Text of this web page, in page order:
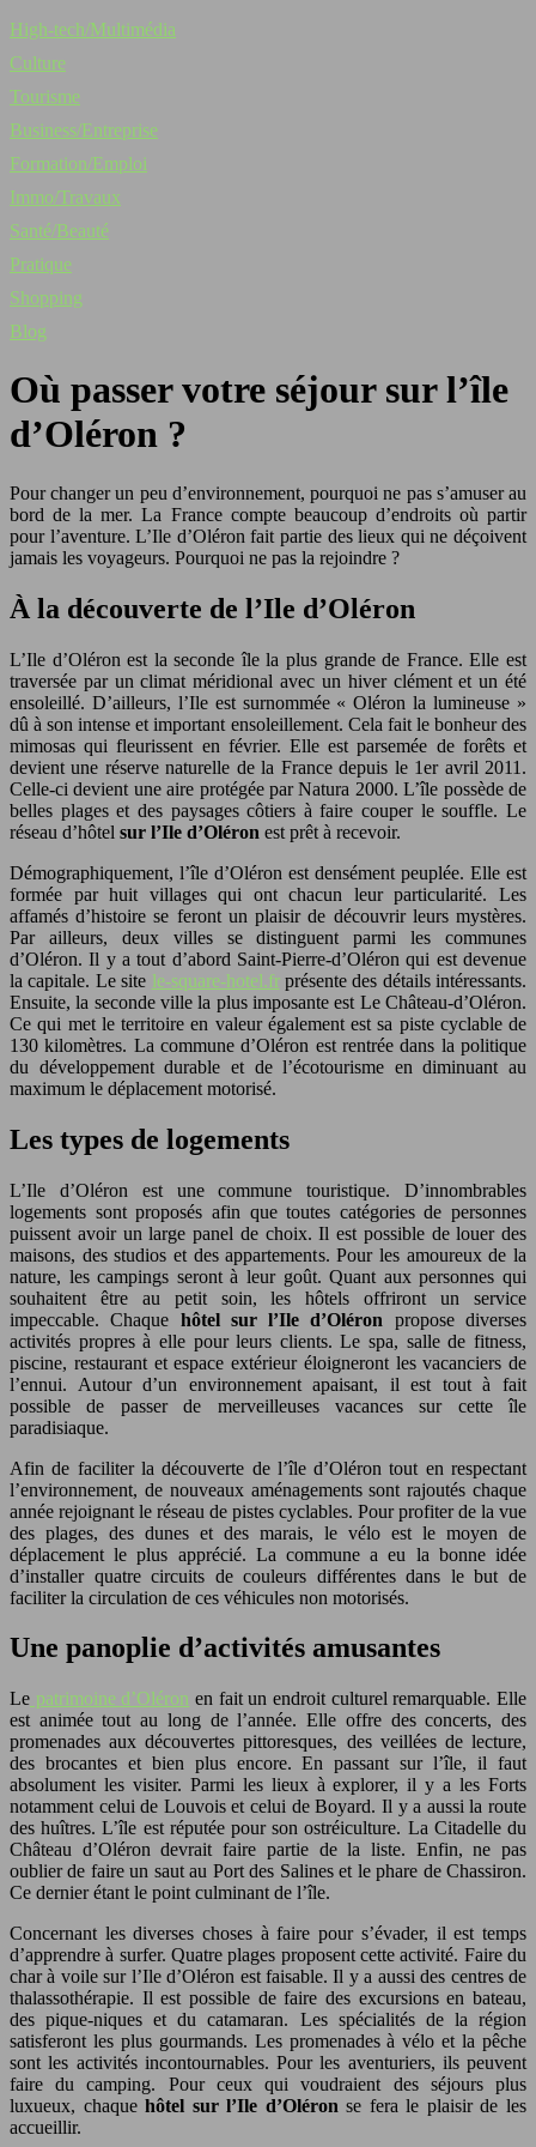
High-tech/Multimédia
Culture
Tourisme
Business/Entreprise
Formation/Emploi
Immo/Travaux
Santé/Beauté
Pratique
Shopping
Blog
Où passer votre séjour sur l’île
d’Oléron ?
Pour changer un peu d’environnement, pourquoi ne pas s’amuser au
bord de la mer. La France compte beaucoup d’endroits où partir
pour l’aventure. L’Ile d’Oléron fait partie des lieux qui ne déçoivent
jamais les voyageurs. Pourquoi ne pas la rejoindre ?
À la découverte de l’Ile d’Oléron
L’Ile d’Oléron est la seconde île la plus grande de France. Elle est
traversée par un climat méridional avec un hiver clément et un été
ensoleillé. D’ailleurs, l’Ile est surnommée « Oléron la lumineuse »
dû à son intense et important ensoleillement. Cela fait le bonheur des
mimosas qui fleurissent en février. Elle est parsemée de forêts et
devient une réserve naturelle de la France depuis le 1er avril 2011.
Celle-ci devient une aire protégée par Natura 2000. L’île possède de
belles plages et des paysages côtiers à faire couper le souffle. Le
réseau d’hôtel sur l’Ile d’Oléron est prêt à recevoir.
Démographiquement, l’île d’Oléron est densément peuplée. Elle est
formée par huit villages qui ont chacun leur particularité. Les
affamés d’histoire se feront un plaisir de découvrir leurs mystères.
Par ailleurs, deux villes se distinguent parmi les communes
d’Oléron. Il y a tout d’abord Saint-Pierre-d’Oléron qui est devenue
la capitale. Le site le-square-hotel.frprésente des détails intéressants.
Ensuite, la seconde ville la plus imposante est Le Château-d’Oléron.
Ce qui met le territoire en valeur également est sa piste cyclable de
130 kilomètres. La commune d’Oléron est rentrée dans la politique
du développement durable et de l’écotourisme en diminuant au
maximum le déplacement motorisé.
Les types de logements
L’Ile d’Oléron est une commune touristique. D’innombrables
logements sont proposés afin que toutes catégories de personnes
puissent avoir un large panel de choix. Il est possible de louer des
maisons, des studios et des appartements. Pour les amoureux de la
nature, les campings seront à leur goût. Quant aux personnes qui
souhaitent être au petit soin, les hôtels offriront un service
impeccable. Chaque hôtel sur l’Ile d’Oléron propose diverses
activités propres à elle pour leurs clients. Le spa, salle de fitness,
piscine, restaurant et espace extérieur éloigneront les vacanciers de
l’ennui. Autour d’un environnement apaisant, il est tout à fait
possible de passer de merveilleuses vacances sur cette île
paradisiaque.
Afin de faciliter la découverte de l’île d’Oléron tout en respectant
l’environnement, de nouveaux aménagements sont rajoutés chaque
année rejoignant le réseau de pistes cyclables. Pour profiter de la vue
des plages, des dunes et des marais, le vélo est le moyen de
déplacement le plus apprécié. La commune a eu la bonne idée
d’installer quatre circuits de couleurs différentes dans le but de
faciliter la circulation de ces véhicules non motorisés.
Une panoplie d’activités amusantes
Le patrimoine d’Oléron en fait un endroit culturel remarquable. Elle
est animée tout au long de l’année. Elle offre des concerts, des
promenades aux découvertes pittoresques, des veillées de lecture,
des brocantes et bien plus encore. En passant sur l’île, il faut
absolument les visiter. Parmi les lieux à explorer, il y a les Forts
notamment celui de Louvois et celui de Boyard. Il y a aussi la route
des huîtres. L’île est réputée pour son ostréiculture. La Citadelle du
Château d’Oléron devrait faire partie de la liste. Enfin, ne pas
oublier de faire un saut au Port des Salines et le phare de Chassiron.
Ce dernier étant le point culminant de l’île.
Concernant les diverses choses à faire pour s’évader, il est temps
d’apprendre à surfer. Quatre plages proposent cette activité. Faire du
char à voile sur l’Ile d’Oléron est faisable. Il y a aussi des centres de
thalassothérapie. Il est possible de faire des excursions en bateau,
des pique-niques et du catamaran. Les spécialités de la région
satisferont les plus gourmands. Les promenades à vélo et la pêche
sont les activités incontournables. Pour les aventuriers, ils peuvent
faire du camping. Pour ceux qui voudraient des séjours plus
luxueux, chaquehôtel sur l’Ile d’Oléron se fera le plaisir de les
accueillir.